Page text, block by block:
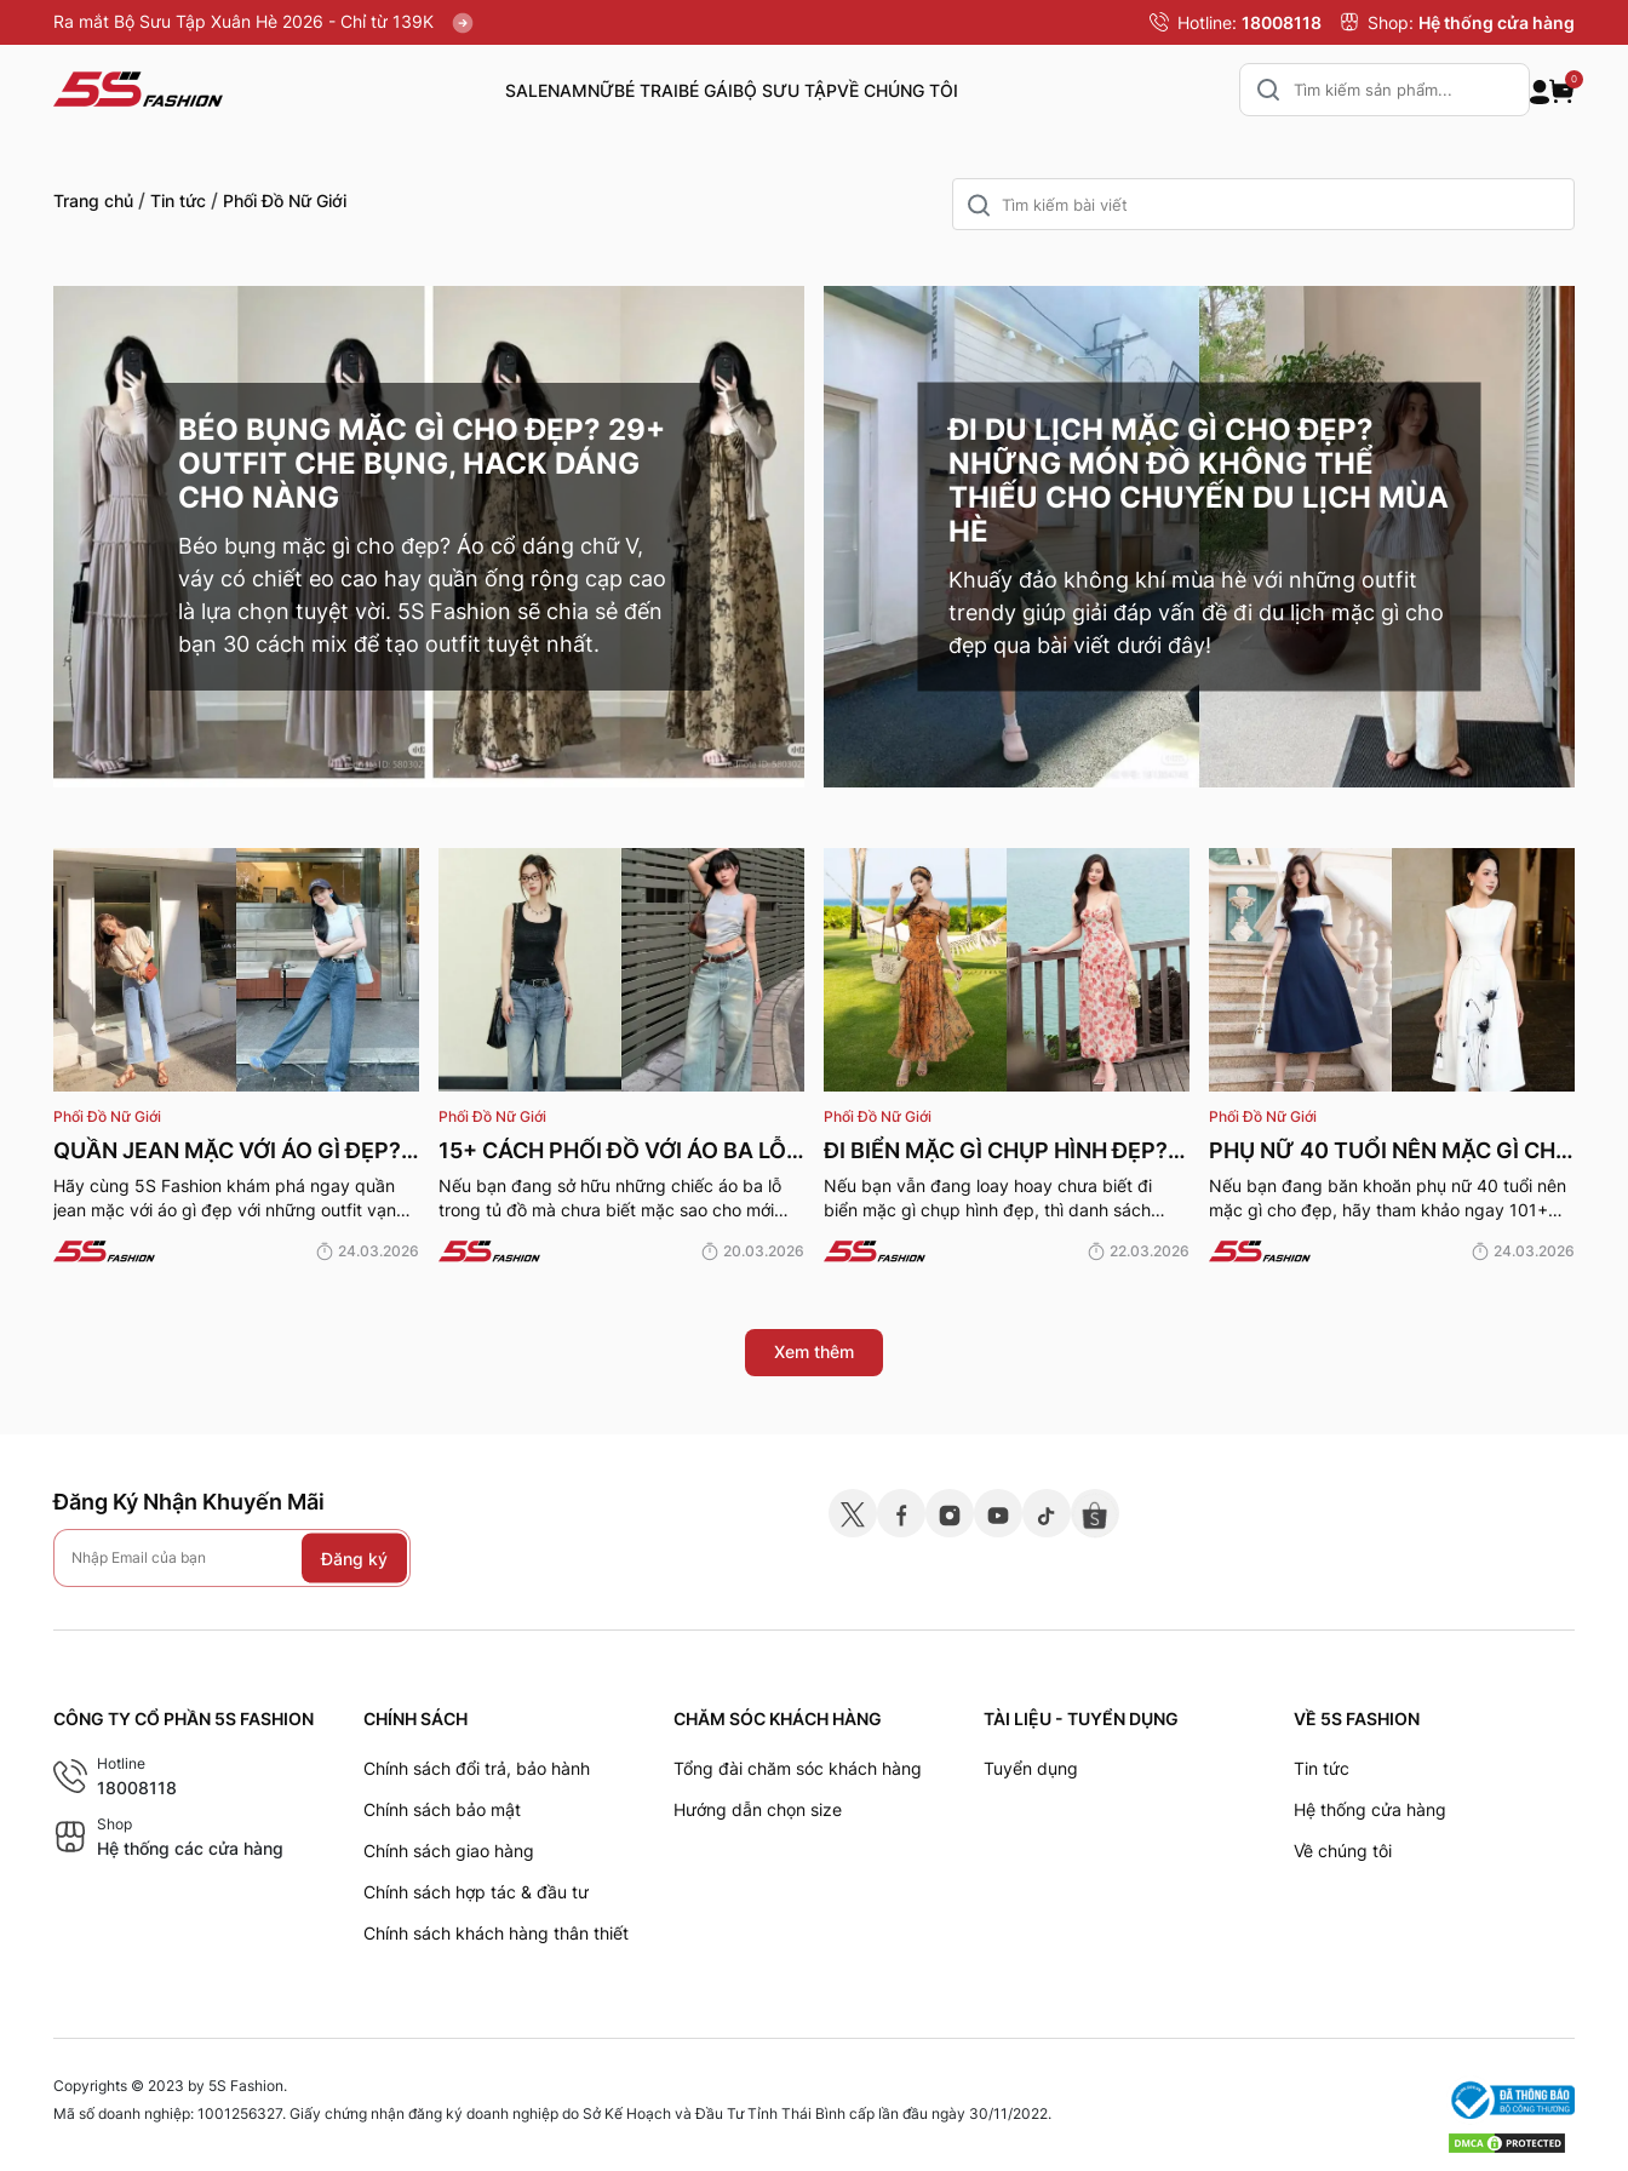
Ra mắt Bộ Sưu Tập Xuân Hè 2026 - Chỉ từ 139K Hotline: 18008118 Shop: Hệ thống cửa hàng
SALENAMNỮBÉ TRAIBÉ GÁIBỘ SƯU TẬPVỀ CHÚNG TÔI
0
Trang chủ / Tin tức / Phối Đồ Nữ Giới
BÉO BỤNG MẶC GÌ CHO ĐẸP? 29+
OUTFIT CHE BỤNG, HACK DÁNG
CHO NÀNG
Béo bụng mặc gì cho đẹp? Áo cổ dáng chữ V,
váy có chiết eo cao hay quần ống rộng cạp cao
là lựa chọn tuyệt vời. 5S Fashion sẽ chia sẻ đến
bạn 30 cách mix để tạo outfit tuyệt nhất.
ĐI DU LỊCH MẶC GÌ CHO ĐẸP?
NHỮNG MÓN ĐỒ KHÔNG THỂ
THIẾU CHO CHUYẾN DU LỊCH MÙA
HÈ
Khuấy đảo không khí mùa hè với những outfit
trendy giúp giải đáp vấn đề đi du lịch mặc gì cho
đẹp qua bài viết dưới đây!
Phối Đồ Nữ Giới
QUẦN JEAN MẶC VỚI ÁO GÌ ĐẸP?
15+ OUTFIT QUẦN JEANS PHỐI ÁO
MÙA HÈ 2026
Hãy cùng 5S Fashion khám phá ngay quần
jean mặc với áo gì đẹp với những outfit vạn
24.03.2026
Phối Đồ Nữ Giới
15+ CÁCH PHỐI ĐỒ VỚI ÁO BA LỖ
NỮ CỰC TRENDY, TRẺ TRUNG
CHO NÀNG
Nếu bạn đang sở hữu những chiếc áo ba lỗ
trong tủ đồ mà chưa biết mặc sao cho mới
công thức phối áo ba lỗ nữ cực đỉnh ngay
20.03.2026
Phối Đồ Nữ Giới
ĐI BIỂN MẶC GÌ CHỤP HÌNH ĐẸP?
101+ OUTFITS ĐỂ NÀNG TỰ TIN
CHECK-IN
Nếu bạn vẫn đang loay hoay chưa biết đi
biển mặc gì chụp hình đẹp, thì danh sách
ý không thể bỏ qua.
22.03.2026
Phối Đồ Nữ Giới
PHỤ NỮ 40 TUỔI NÊN MẶC GÌ CHO
ĐẸP? 101+ OUTFIT CHO TUỔI
U40-50 HACK TUỔI CỰC ĐỈNH
Nếu bạn đang băn khoăn phụ nữ 40 tuổi nên
mặc gì cho đẹp, hãy tham khảo ngay 101+
tự tin trong mọi hoàn cảnh, từ đi làm, đi chơi
24.03.2026
Xem thêm
Đăng Ký Nhận Khuyến Mãi
Đăng ký
CÔNG TY CỔ PHẦN 5S FASHION
Hotline
18008118
Shop
Hệ thống các cửa hàng
CHÍNH SÁCH
Chính sách đổi trả, bảo hành
Chính sách bảo mật
Chính sách giao hàng
Chính sách hợp tác & đầu tư
Chính sách khách hàng thân thiết
CHĂM SÓC KHÁCH HÀNG
Tổng đài chăm sóc khách hàng
Hướng dẫn chọn size
TÀI LIỆU - TUYỂN DỤNG
Tuyển dụng
VỀ 5S FASHION
Tin tức
Hệ thống cửa hàng
Về chúng tôi
Copyrights © 2023 by 5S Fashion.
Mã số doanh nghiệp: 1001256327. Giấy chứng nhận đăng ký doanh nghiệp do Sở Kế Hoạch và Đầu Tư Tỉnh Thái Bình cấp lần đầu ngày 30/11/2022.